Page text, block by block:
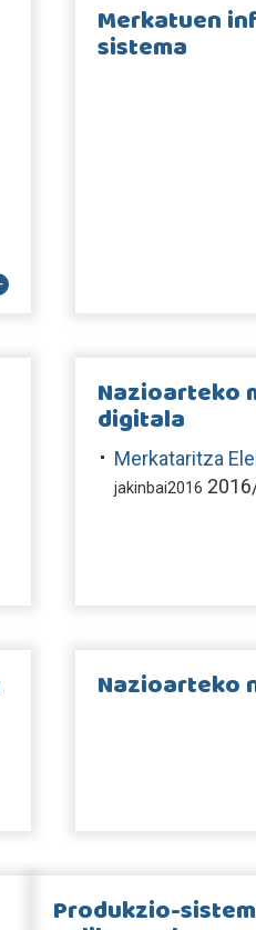
Merkatuen
sistema
Nazioarteko
digitala
Merkataritza
jakinbai2016
Nazioarteko
Produkzio-